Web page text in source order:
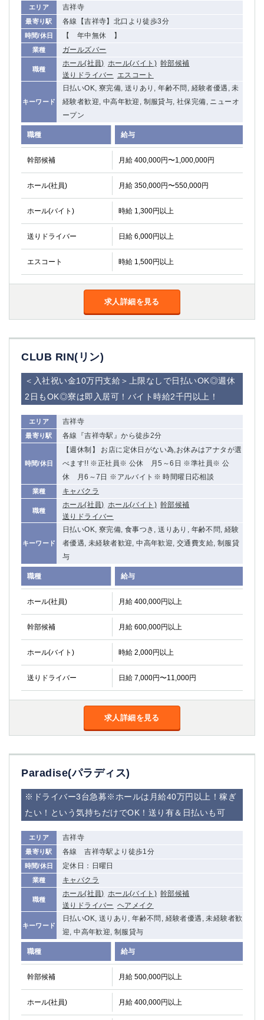
エリア 吉祥寺
最寄り駅 各線【吉祥寺】北口より徒歩3分
時間/休日 【 年中無休 】
業種 ガールズバー
職種
ホール(社員) ホール(バイト) 幹部候補
送りドライバー
エスコート
キーワード
日払いOK, 寮完備, 送りあり, 年齢不問, 経験者優遇, 未
経験者歓迎, 中高年歓迎, 制服貸与, 社保完備, ニューオ
ープン
職種 給与
幹部候補 月給 400,000円〜1,000,000円
ホール(社員) 月給 350,000円〜550,000円
ホール(バイト) 時給 1,300円以上
送りドライバー 日給 6,000円以上
エスコート 時給 1,500円以上
求人詳細を見る
CLUB RIN(リン)
＜入社祝い金10万円支給＞上限なしで日払いOK◎週休
2日もOK◎寮は即入居可！バイト時給2千円以上！
エリア 吉祥寺
最寄り駅 各線『吉祥寺駅』から徒歩2分
時間/休日
【週休制】 お店に定休日がない為,お休みはアナタが選
べます!! ※正社員※ 公休 月5～6日 ※準社員※ 公
休 月6～7日 ※アルバイト※ 時間曜日応相談
業種 キャバクラ
職種
ホール(社員) ホール(バイト) 幹部候補
送りドライバー
キーワード
日払いOK, 寮完備, 食事つき, 送りあり, 年齢不問, 経験
者優遇, 未経験者歓迎, 中高年歓迎, 交通費支給, 制服貸
与
職種 給与
ホール(社員) 月給 400,000円以上
幹部候補 月給 600,000円以上
ホール(バイト) 時給 2,000円以上
送りドライバー 日給 7,000円〜11,000円
求人詳細を見る
Paradise(パラディス)
※ドライバー3台急募※ホールは月給40万円以上！稼ぎ
たい！という気持ちだけでOK！送り有＆日払いも可
エリア 吉祥寺
最寄り駅 各線 吉祥寺駅より徒歩1分
時間/休日 定休日：日曜日
業種 キャバクラ
職種
ホール(社員) ホール(バイト) 幹部候補
送りドライバー ヘアメイク
キーワード
日払いOK, 送りあり, 年齢不問, 経験者優遇, 未経験者歓
迎, 中高年歓迎, 制服貸与
職種 給与
幹部候補 月給 500,000円以上
ホール(社員) 月給 400,000円以上